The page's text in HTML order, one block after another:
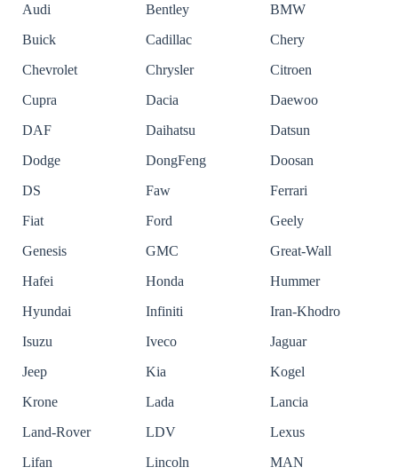
Audi
Bentley
BMW
Buick
Cadillac
Chery
Chevrolet
Chrysler
Citroen
Cupra
Dacia
Daewoo
DAF
Daihatsu
Datsun
Dodge
DongFeng
Doosan
DS
Faw
Ferrari
Fiat
Ford
Geely
Genesis
GMC
Great-Wall
Hafei
Honda
Hummer
Hyundai
Infiniti
Iran-Khodro
Isuzu
Iveco
Jaguar
Jeep
Kia
Kogel
Krone
Lada
Lancia
Land-Rover
LDV
Lexus
Lifan
Lincoln
MAN